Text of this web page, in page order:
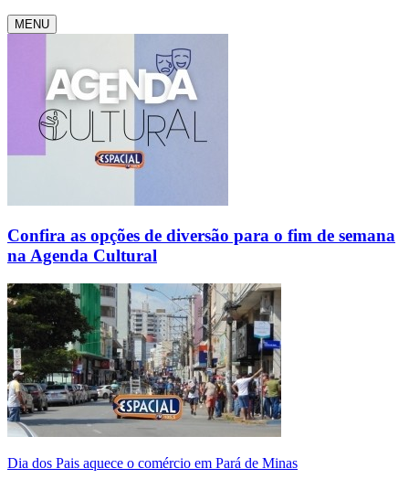
MENU
Confira as opções de diversão para o fim de semana
na Agenda Cultural
Dia dos Pais aquece o comércio em Pará de Minas